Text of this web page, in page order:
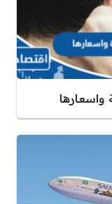
واسعارها